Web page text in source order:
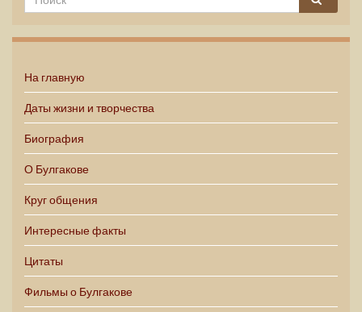
На главную
Даты жизни и творчества
Биография
О Булгакове
Круг общения
Интересные факты
Цитаты
Фильмы о Булгакове